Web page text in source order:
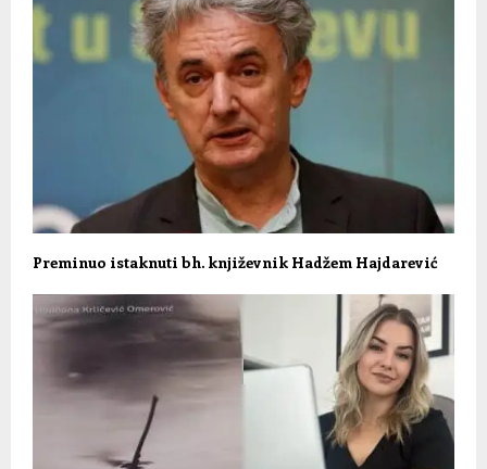
Preminuo istaknuti bh. književnik Hadžem Hajdarević